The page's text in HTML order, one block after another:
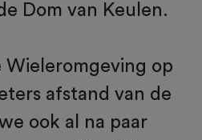
Dom van Keulen.
op
afstand van de
ook al na paar